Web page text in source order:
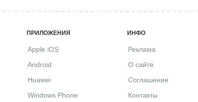
ПРИЛОЖЕНИЯ
Apple iOS
Android
Huawei
Windows Phone
ИНФО
Реклама
О сайте
Соглашение
Контакты